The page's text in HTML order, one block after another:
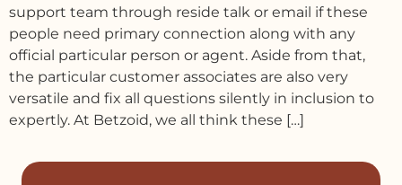
support team through reside talk or email if these
people need primary connection along with any
official particular person or agent. Aside from that,
the particular customer associates are also very
versatile and fix all questions silently in inclusion to
expertly. At Betzoid, we all think these […]